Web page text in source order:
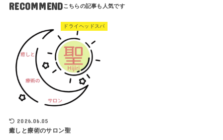
RECOMMEND
ドライヘッドスパ
2026.06.05
癒しと療術のサロン聖